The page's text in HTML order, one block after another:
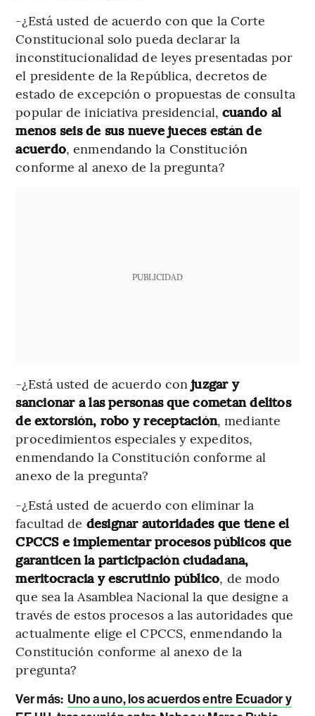
-¿Está usted de acuerdo con que la Corte
Constitucional solo pueda declarar la
inconstitucionalidad de leyes presentadas por
el presidente de la República, decretos de
estado de excepción o propuestas de consulta
popular de iniciativa presidencial, cuando al
menos seis de sus nueve jueces están de
acuerdo, enmendando la Constitución
conforme al anexo de la pregunta?
PUBLICIDAD
-¿Está usted de acuerdo conjuzgar y
sancionar a las personas que cometan delitos
de extorsión, robo y receptación, mediante
procedimientos especiales y expeditos,
enmendando la Constitución conforme al
anexo de la pregunta?
-¿Está usted de acuerdo con eliminar la
facultad de designar autoridades que tiene el
CPCCS e implementar procesos públicos que
garanticen la participación ciudadana,
meritocracia y escrutinio público, de modo
que sea la Asamblea Nacional la que designe a
través de estos procesos a las autoridades que
actualmente elige el CPCCS, enmendando la
Constitución conforme al anexo de la
pregunta?
Ver más: Uno a uno, los acuerdos entre Ecuador y